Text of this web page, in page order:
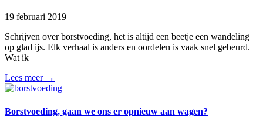
19 februari 2019
Schrijven over borstvoeding, het is altijd een beetje een wandeling
op glad ijs. Elk verhaal is anders en oordelen is vaak snel gebeurd.
Wat ik
Lees meer →
Borstvoeding, gaan we ons er opnieuw aan wagen?